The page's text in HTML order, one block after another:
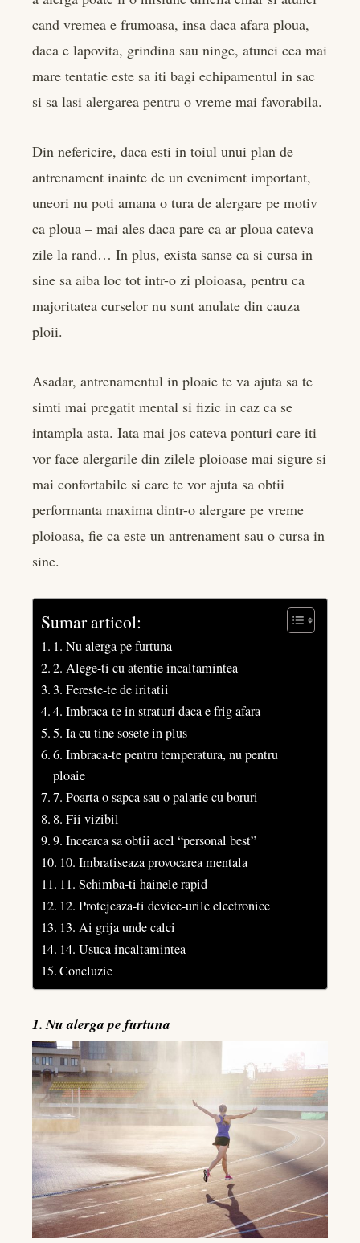
cand vremea e frumoasa, insa daca afara ploua,
daca e lapovita, grindina sau ninge, atunci cea mai
mare tentatie este sa iti bagi echipamentul in sac
si sa lasi alergarea pentru o vreme mai favorabila.
Din nefericire, daca esti in toiul unui plan de
antrenament inainte de un eveniment important,
uneori nu poti amana o tura de alergare pe motiv
ca ploua – mai ales daca pare ca ar ploua cateva
zile la rand… In plus, exista sanse ca si cursa in
sine sa aiba loc tot intr-o zi ploioasa, pentru ca
majoritatea curselor nu sunt anulate din cauza
ploii.
Asadar, antrenamentul in ploaie te va ajuta sa te
simti mai pregatit mental si fizic in caz ca se
intampla asta. Iata mai jos cateva ponturi care iti
vor face alergarile din zilele ploioase mai sigure si
mai confortabile si care te vor ajuta sa obtii
performanta maxima dintr-o alergare pe vreme
ploioasa, fie ca este un antrenament sau o cursa in
sine.
Sumar articol:
1. Nu alerga pe furtuna
2. Alege-ti cu atentie incaltamintea
3. Fereste-te de iritatii
4. Imbraca-te in straturi daca e frig afara
5. Ia cu tine sosete in plus
6. Imbraca-te pentru temperatura, nu pentru
ploaie
7. Poarta o sapca sau o palarie cu boruri
8. Fii vizibil
9. Incearca sa obtii acel “personal best”
10. Imbratiseaza provocarea mentala
11. Schimba-ti hainele rapid
12. Protejeaza-ti device-urile electronice
13. Ai grija unde calci
14. Usuca incaltamintea
Concluzie
1. Nu alerga pe furtuna